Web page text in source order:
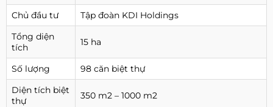
Chủ đầu tư
Tập đoàn KDI Holdings
Tổng diện
tích
15 ha
Số lượng
98 căn biệt thự
Diện tích biệt
thự
350 m2 – 1000 m2